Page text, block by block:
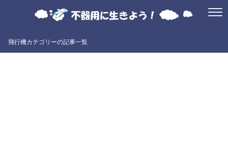
飛行機カテゴリーの記事一覧